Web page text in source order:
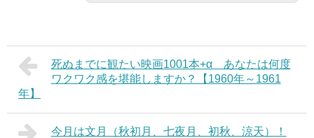
死ぬまでに観たい映画1001本+α あなたは何度
ワクワク感を堪能しますか？【1960年～1961
年】
今月は文月（秋初月、七夜月、初秋、涼天）！